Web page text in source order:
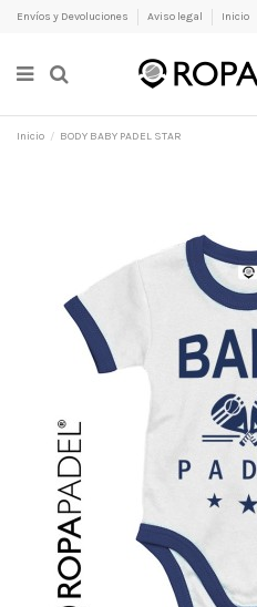
Envíos y Devoluciones Aviso legal Inicio
Inicio BODY BABY PADEL STAR